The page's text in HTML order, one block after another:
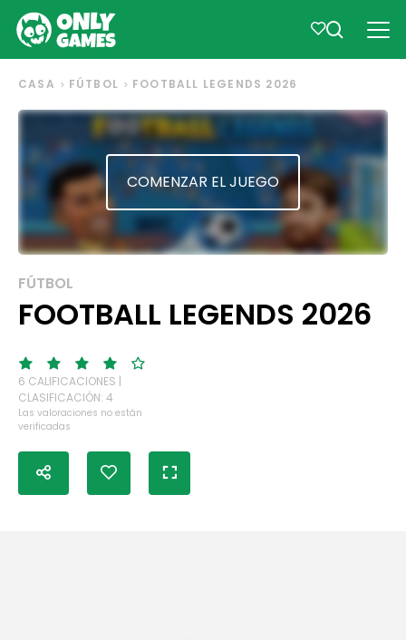
CASA FÚTBOL FOOTBALL LEGENDS 2026
COMENZAR EL JUEGO
FÚTBOL
FOOTBALL LEGENDS 2026
6 CALIFICACIONES |
CLASIFICACIÓN: 4
Las valoraciones no están
verificadas